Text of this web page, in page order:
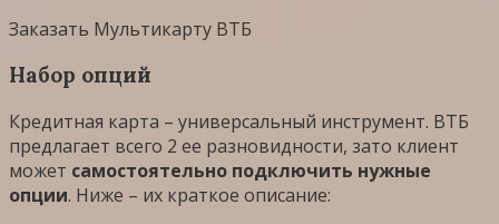
Заказать Мультикарту ВТБ
Набор опций
Кредитная карта – универсальный инструмент. ВТБ
предлагает всего 2 ее разновидности, зато клиент
может самостоятельно подключить нужные
опции. Ниже – их краткое описание: